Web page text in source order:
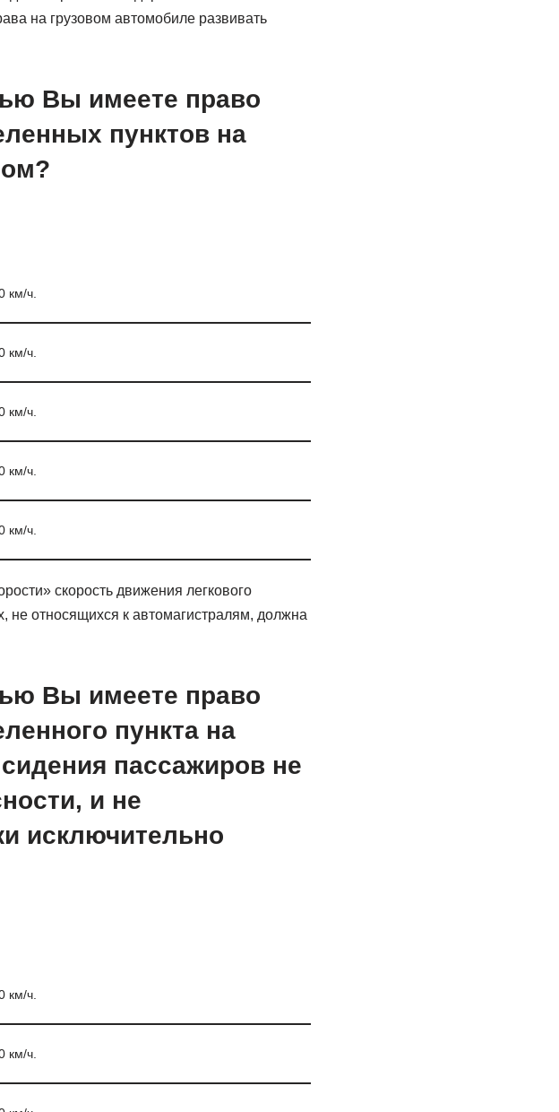
на грузовом автомобиле развивать
Вы имеете право
пунктов на
км/ч.
км/ч.
км/ч.
км/ч.
км/ч.
скорость движения легкового
не относящихся к автомагистралям, должна
Вы имеете право
пункта на
пассажиров не
и не
исключительно
км/ч.
км/ч.